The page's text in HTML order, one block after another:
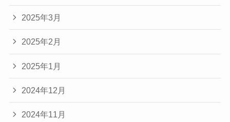
2025年3月
2025年2月
2025年1月
2024年12月
2024年11月